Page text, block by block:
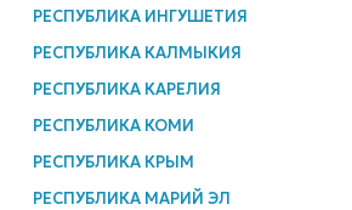
РЕСПУБЛИКА ИНГУШЕТИЯ
РЕСПУБЛИКА КАЛМЫКИЯ
РЕСПУБЛИКА КАРЕЛИЯ
РЕСПУБЛИКА КОМИ
РЕСПУБЛИКА КРЫМ
РЕСПУБЛИКА МАРИЙ ЭЛ